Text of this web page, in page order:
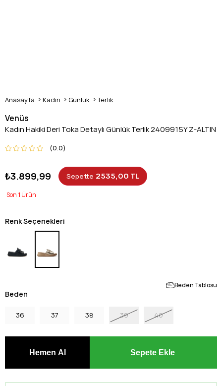
Anasayfa Kadın Günlük Terlik
Venüs
Kadın Hakiki Deri Toka Detaylı Günlük Terlik 2409915Y Z-ALTIN
0.0
₺3.899,99 Sepette 2535,00 TL
1
Renk Seçenekleri
Beden Tablosu
Beden
36 37 38 39 40